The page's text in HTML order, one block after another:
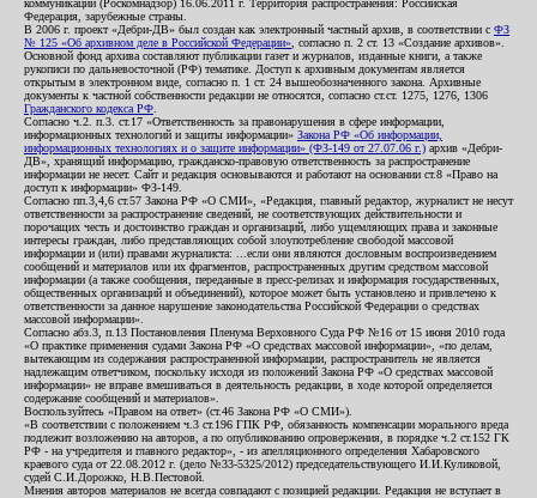
коммуникаций (Роскомнадзор) 16.06.2011 г. Территория распространения: Российская
Федерация, зарубежные страны.
В 2006 г. проект «Дебри-ДВ» был создан как электронный частный архив, в соответствии с ФЗ
№ 125 «Об архивном деле в Российской Федерации» , согласно п. 2 ст. 13 «Создание архивов».
Основной фонд архива составляют публикации газет и журналов, изданные книги, а также
рукописи по дальневосточной (РФ) тематике. Доступ к архивным документам является
открытым в электронном виде, согласно п. 1 ст. 24 вышеобозначенного закона. Архивные
документы к частной собственности редакции не относятся, согласно ст.ст. 1275, 1276, 1306
Гражданского кодекса РФ
Согласно ч.2. п.3. ст.17 «Ответственность за правонарушения в сфере информации,
информационных технологий и защиты информации» Закона РФ «Об информации,
информационных технологиях и о защите информации» (ФЗ-149 от 27.07.06 г.) архив «Дебри-
ДВ», хранящий информацию, гражданско-правовую ответственность за распространение
информации не несет. Сайт и редакция основываются и работают на основании ст.8 «Право на
доступ к информации» ФЗ-149.
Согласно пп.3,4,6 ст.57 Закона РФ «О СМИ», «Редакция, главный редактор, журналист не несут
ответственности за распространение сведений, не соответствующих действительности и
порочащих честь и достоинство граждан и организаций, либо ущемляющих права и законные
интересы граждан, либо представляющих собой злоупотребление свободой массовой
информации и (или) правами журналиста: ...если они являются дословным воспроизведением
сообщений и материалов или их фрагментов, распространенных другим средством массовой
информации (а также сообщения, переданные в пресс-релизах и информация государственных,
общественных организаций и объединений), которое может быть установлено и привлечено к
ответственности за данное нарушение законодательства Российской Федерации о средствах
массовой информации».
Согласно абз.3, п.13 Постановления Пленума Верховного Суда РФ №16 от 15 июня 2010 года
«О практике применения судами Закона РФ «О средствах массовой информации», «по делам,
вытекающим из содержания распространенной информации, распространитель не является
надлежащим ответчиком, поскольку исходя из положений Закона РФ «О средствах массовой
информации» не вправе вмешиваться в деятельность редакции, в ходе которой определяется
содержание сообщений и материалов».
Воспользуйтесь «Правом на ответ» (ст.46 Закона РФ «О СМИ»).
«В соответствии с положением ч.3 ст.196 ГПК РФ, обязанность компенсации морального вреда
подлежит возложению на авторов, а по опубликованию опровержения, в порядке ч.2 ст.152 ГК
РФ - на учредителя и главного редактор», - из апелляционного определения Хабаровского
краевого суда от 22.08.2012 г. (дело №33-5325/2012) председательствующего И.И.Куликовой,
судей С.И.Дорожко, Н.В.Пестовой.
Мнения авторов материалов не всегда совпадают с позицией редакции. Редакция не вступает в